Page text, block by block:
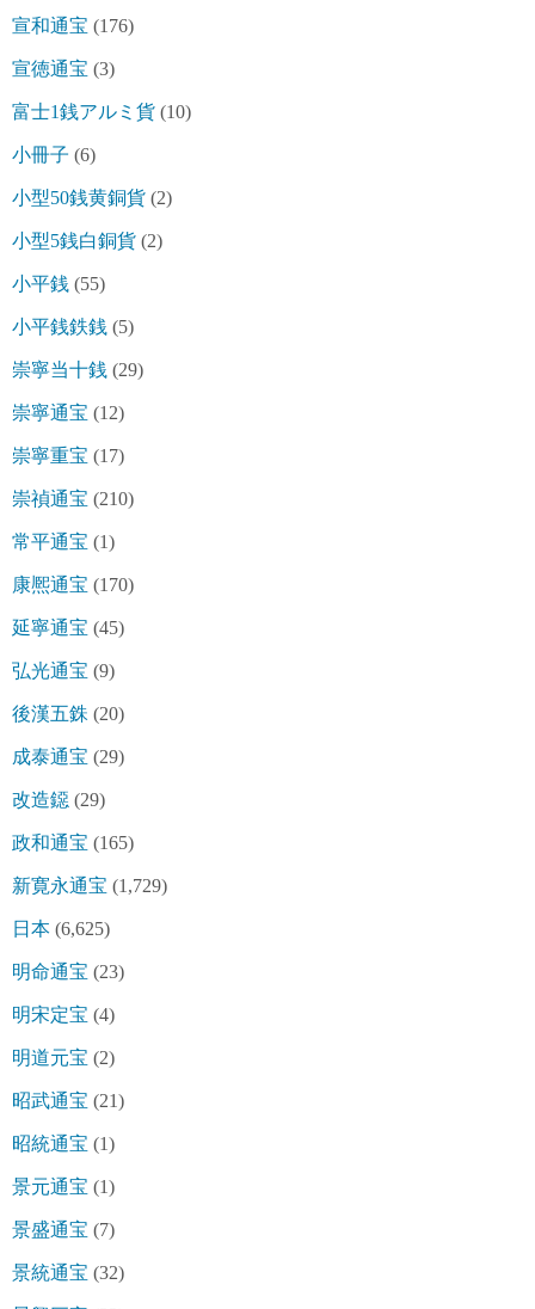
宣和通宝 (176)
宣徳通宝 (3)
富士1銭アルミ貨 (10)
小冊子 (6)
小型50銭黄銅貨 (2)
小型5銭白銅貨 (2)
小平銭 (55)
小平銭鉄銭 (5)
崇寧当十銭 (29)
崇寧通宝 (12)
崇寧重宝 (17)
崇禎通宝 (210)
常平通宝 (1)
康熈通宝 (170)
延寧通宝 (45)
弘光通宝 (9)
後漢五銖 (20)
成泰通宝 (29)
改造鐚 (29)
政和通宝 (165)
新寛永通宝 (1,729)
日本 (6,625)
明命通宝 (23)
明宋定宝 (4)
明道元宝 (2)
昭武通宝 (21)
昭統通宝 (1)
景元通宝 (1)
景盛通宝 (7)
景統通宝 (32)